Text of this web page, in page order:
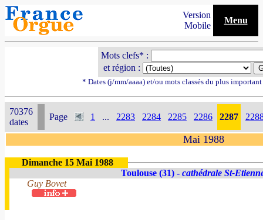
Version
Mobile
Menu
Mots clefs* :
et région :
* Dates (j/mm/aaaa) et/ou mots classés du plus
70376
dates
Page 1 ... 2283 2284 2285 2286 2287
Mai 1988
Dimanche 15 Mai 1988
Toulouse (31) - cathédrale St-
Guy Bovet